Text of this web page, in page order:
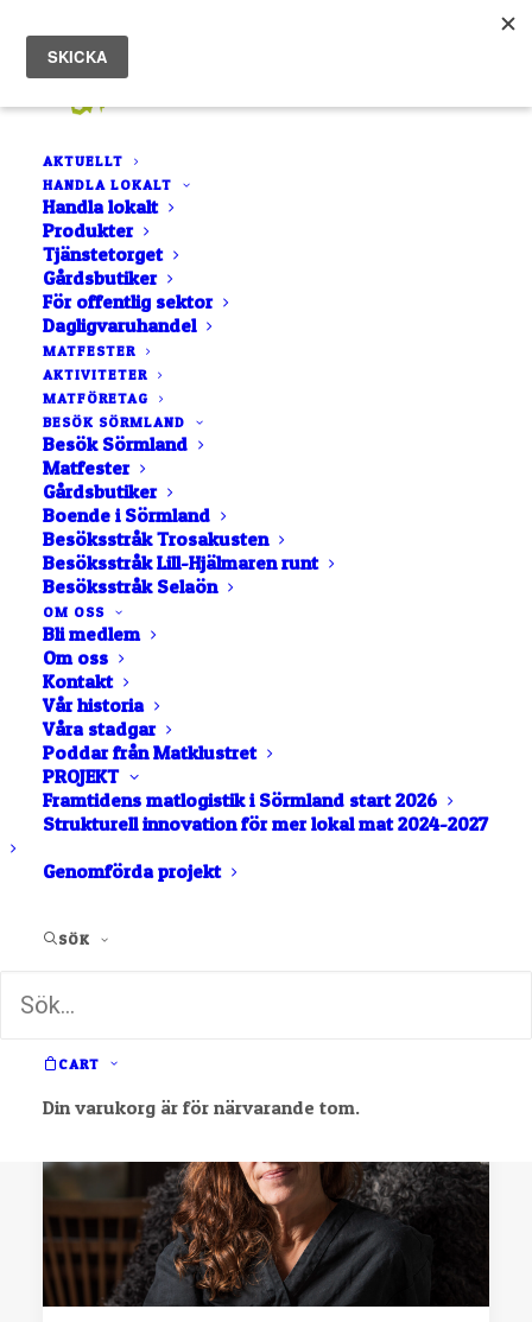
AKTUELLT
HANDLA LOKALT
Handla lokalt
Produkter
Tjänstetorget
Gårdsbutiker
För offentlig sektor
Dagligvaruhandel
MATFESTER
AKTIVITETER
MATFÖRETAG
BESÖK SÖRMLAND
Besök Sörmland
Matfester
Gårdsbutiker
Boende i Sörmland
Besöksstråk Trosakusten
Besöksstråk Lill-Hjälmaren runt
Besöksstråk Selaön
OM OSS
Bli medlem
Om oss
Kontakt
Vår historia
Våra stadgar
Poddar från Matklustret
PROJEKT
Framtidens matlogistik i Sörmland start 2026
Strukturell innovation för mer lokal mat 2024-2027
Genomförda projekt
SÖK
CART
Din varukorg är för närvarande tom.
BOKSTAVSORDNING
Avskalad elegans i
hamnen
Hamnflanörerna tar gärna klivet in genom den